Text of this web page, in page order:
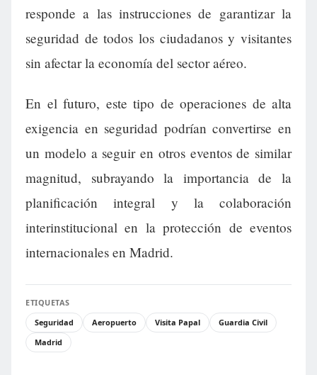
responde a las instrucciones de garantizar la
seguridad de todos los ciudadanos y visitantes
sin afectar la economía del sector aéreo.
En el futuro, este tipo de operaciones de alta
exigencia en seguridad podrían convertirse en
un modelo a seguir en otros eventos de similar
magnitud, subrayando la importancia de la
planificación integral y la colaboración
interinstitucional en la protección de eventos
internacionales en Madrid.
ETIQUETAS
Seguridad
Aeropuerto Visita Papal
Guardia Civil
Madrid